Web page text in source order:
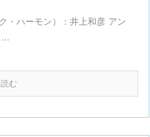
・ハーモン）：井上和彦 アン
む